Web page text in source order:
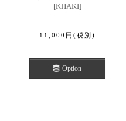
[KHAKI]
11,000 円 (税別)
Option